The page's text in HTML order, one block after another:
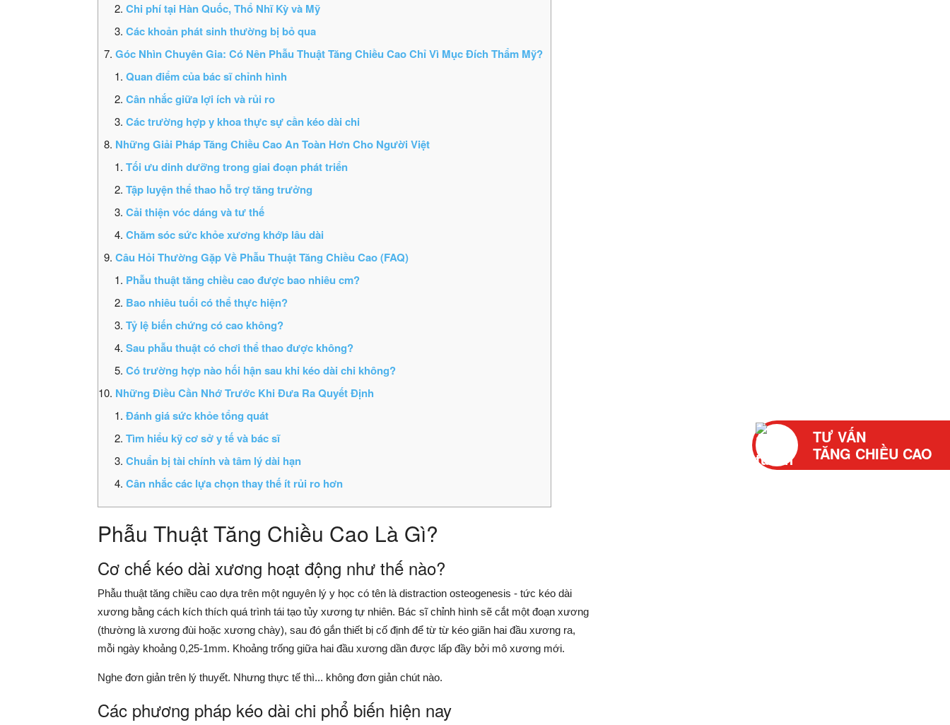
Chi phí tại Hàn Quốc, Thổ Nhĩ Kỳ và Mỹ
Các khoản phát sinh thường bị bỏ qua
Góc Nhìn Chuyên Gia: Có Nên Phẫu Thuật Tăng Chiều Cao Chỉ Vì Mục Đích Thẩm Mỹ?
Quan điểm của bác sĩ chỉnh hình
Cân nhắc giữa lợi ích và rủi ro
Các trường hợp y khoa thực sự cần kéo dài chi
Những Giải Pháp Tăng Chiều Cao An Toàn Hơn Cho Người Việt
Tối ưu dinh dưỡng trong giai đoạn phát triển
Tập luyện thể thao hỗ trợ tăng trưởng
Cải thiện vóc dáng và tư thế
Chăm sóc sức khỏe xương khớp lâu dài
Câu Hỏi Thường Gặp Về Phẫu Thuật Tăng Chiều Cao (FAQ)
Phẫu thuật tăng chiều cao được bao nhiêu cm?
Bao nhiêu tuổi có thể thực hiện?
Tỷ lệ biến chứng có cao không?
Sau phẫu thuật có chơi thể thao được không?
Có trường hợp nào hối hận sau khi kéo dài chi không?
Những Điều Cần Nhớ Trước Khi Đưa Ra Quyết Định
Đánh giá sức khỏe tổng quát
Tìm hiểu kỹ cơ sở y tế và bác sĩ
Chuẩn bị tài chính và tâm lý dài hạn
Cân nhắc các lựa chọn thay thế ít rủi ro hơn
Phẫu Thuật Tăng Chiều Cao Là Gì?
Cơ chế kéo dài xương hoạt động như thế nào?
Phẫu thuật tăng chiều cao dựa trên một nguyên lý y học có tên là distraction osteogenesis - tức kéo dài
xương bằng cách kích thích quá trình tái tạo tủy xương tự nhiên. Bác sĩ chỉnh hình sẽ cắt một đoạn xương
(thường là xương đùi hoặc xương chày), sau đó gắn thiết bị cố định để từ từ kéo giãn hai đầu xương ra,
mỗi ngày khoảng 0,25-1mm. Khoảng trống giữa hai đầu xương dần được lấp đầy bởi mô xương mới.
Nghe đơn giản trên lý thuyết. Nhưng thực tế thì... không đơn giản chút nào.
Các phương pháp kéo dài chi phổ biến hiện nay
TƯ VẤN
TĂNG CHIỀU CAO